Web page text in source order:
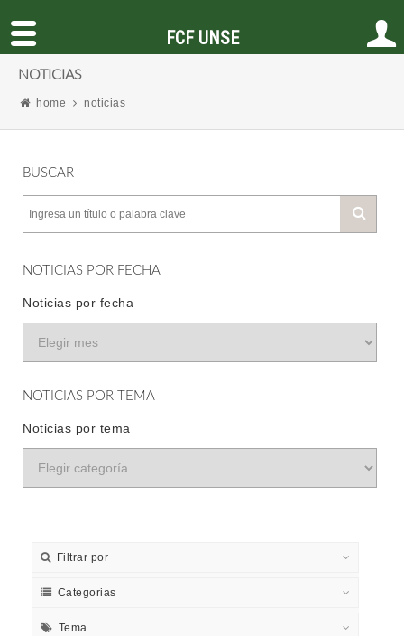
NOTICIAS
home noticias
BUSCAR
NOTICIAS POR FECHA
Noticias por fecha
NOTICIAS POR TEMA
Noticias por tema
Filtrar por
Categorias
Tema
FCF UNSE